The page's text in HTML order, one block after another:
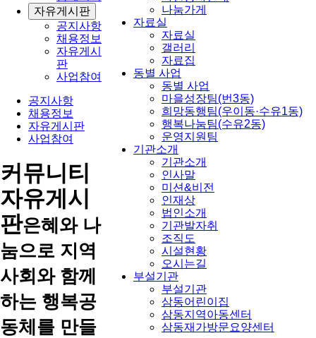
나눔가게
자료실
자료실
갤러리
자료집
동별 사업
동별 사업
마을성장팀(번3동)
희망동행팀(우이동·수유1동)
행복나눔팀(수유2동)
운영지원팀
기관소개
기관소개
인사말
미션&비전
인재상
법인소개
기관발자취
조직도
시설현황
오시는길
부설기관
부설기관
삼동어린이집
삼동지역아동센터
삼동재가방문요양센터
자유게시판
공지사항
채용정보
자유게시
판
사업참여
공지사항
채용정보
자유게시판
사업참여
커뮤니티
자유게시
판은혜와 나
눔으로 지역
사회와 함께
하는 행복공
동체를 만들